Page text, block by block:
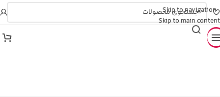
Skip to navigation
Skip to main content
💳 بدون ضامن، بدون چـک!
💥 ۴ قسطه، بدون کارمزد